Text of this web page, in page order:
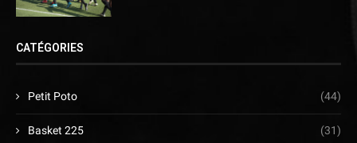
CATÉGORIES
Petit Poto (44)
Basket 225 (31)